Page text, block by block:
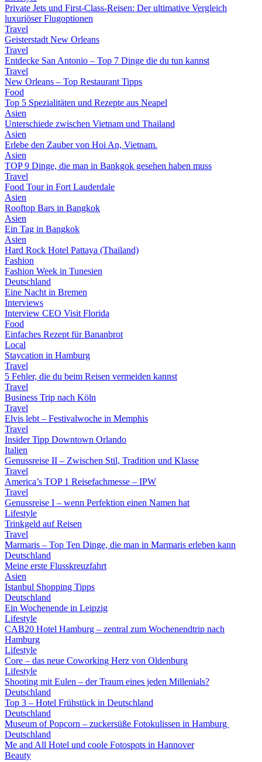
Private Jets und First-Class-Reisen: Der ultimative Vergleich
luxuriöser Flugoptionen
Travel
Geisterstadt New Orleans
Travel
Entdecke San Antonio – Top 7 Dinge die du tun kannst
Travel
New Orleans – Top Restaurant Tipps
Food
Top 5 Spezialitäten und Rezepte aus Neapel
Asien
Unterschiede zwischen Vietnam und Thailand
Asien
Erlebe den Zauber von Hoi An, Vietnam.
Asien
TOP 9 Dinge, die man in Bankgok gesehen haben muss
Travel
Food Tour in Fort Lauderdale
Asien
Rooftop Bars in Bangkok
Asien
Ein Tag in Bangkok
Asien
Hard Rock Hotel Pattaya (Thailand)
Fashion
Fashion Week in Tunesien
Deutschland
Eine Nacht in Bremen
Interviews
Interview CEO Visit Florida
Food
Einfaches Rezept für Bananbrot
Local
Staycation in Hamburg
Travel
5 Fehler, die du beim Reisen vermeiden kannst
Travel
Business Trip nach Köln
Travel
Elvis lebt – Festivalwoche in Memphis
Travel
Insider Tipp Downtown Orlando
Italien
Genussreise II – Zwischen Stil, Tradition und Klasse
Travel
America’s TOP 1 Reisefachmesse – IPW
Travel
Genussreise I – wenn Perfektion einen Namen hat
Lifestyle
Trinkgeld auf Reisen
Travel
Marmaris – Top Ten Dinge, die man in Marmaris erleben kann
Deutschland
Meine erste Flusskreuzfahrt
Asien
Istanbul Shopping Tipps
Deutschland
Ein Wochenende in Leipzig
Lifestyle
CAB20 Hotel Hamburg – zentral zum Wochenendtrip nach
Hamburg
Lifestyle
Core – das neue Coworking Herz von Oldenburg
Lifestyle
Shooting mit Eulen – der Traum eines jeden Millenials?
Deutschland
Top 3 – Hotel Frühstück in Deutschland
Deutschland
Museum of Popcorn – zuckersüße Fotokulissen in Hamburg
Deutschland
Me and All Hotel und coole Fotospots in Hannover
Beauty